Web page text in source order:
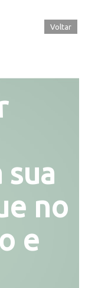
Voltar
sua
no
e